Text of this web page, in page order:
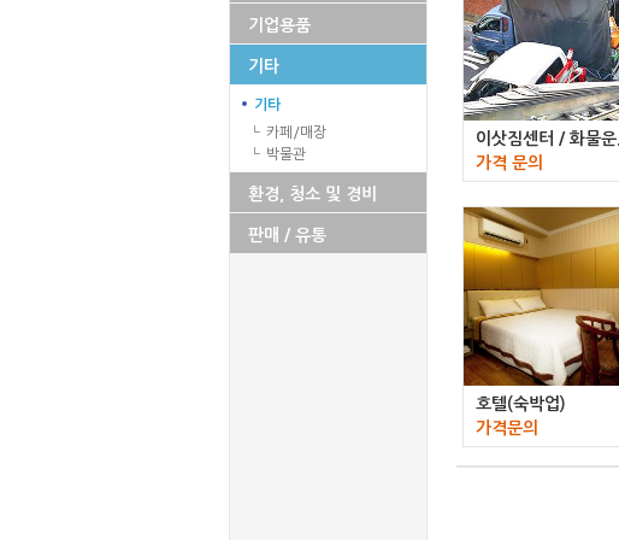
기업용품
기타
기타
카페/매장
박물관
환경, 청소 및 경비
판매 / 유통
이삿짐센터 / 화물운..
가격 문의
호텔(숙박업)
가격문의